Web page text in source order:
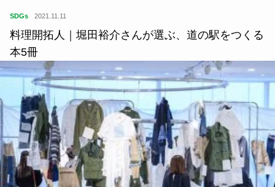
SDGs 2021.11.11
料理開拓人｜堀田裕介さんが選ぶ、道の駅をつくる
本5冊